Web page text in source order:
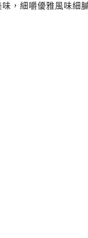
，細嚼優雅風味細